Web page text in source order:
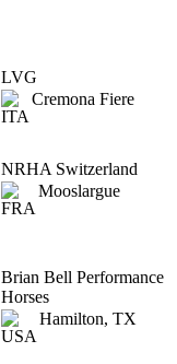
LVG
Cremona Fiere
NRHA Switzerland
Mooslargue
Brian Bell Performance
Horses
Hamilton, TX